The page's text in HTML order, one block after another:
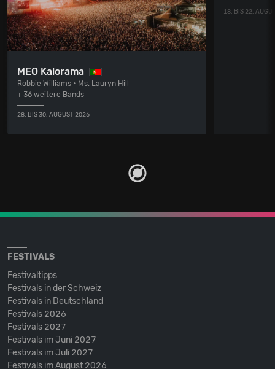
MEO Kalorama
Robbie Williams • Ms. Lauryn Hill
+ 36 weitere Bands
28. BIS 30. AUGUST 2026
18. BIS 22.
FESTIVALS
Festivaltipps
Festivals in der Schweiz
Festivals in Deutschland
Festivals 2026
Festivals 2027
Festivals im Juni 2027
Festivals im Juli 2027
Festivals im August 2026